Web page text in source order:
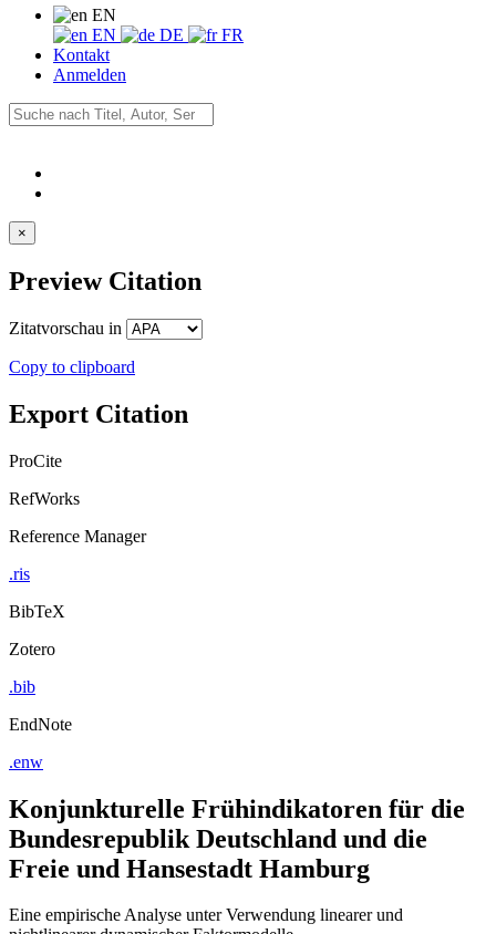
EN
EN
DE
FR
Kontakt
Anmelden
×
Preview Citation
Zitatvorschau in
Copy to clipboard
Export Citation
ProCite
RefWorks
Reference Manager
.ris
BibTeX
Zotero
.bib
EndNote
.enw
Konjunkturelle Frühindikatoren für die
Bundesrepublik Deutschland und die
Freie und Hansestadt Hamburg
Eine empirische Analyse unter Verwendung linearer und